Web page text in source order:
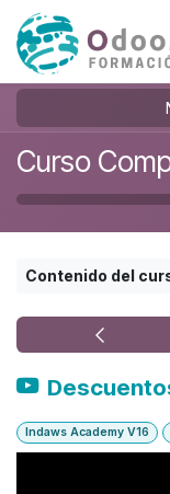
Ir al contenido
Curso
Contenido del
Indaws Academy V16